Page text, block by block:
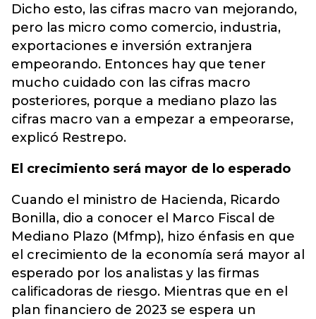
Dicho esto, las cifras macro van mejorando,
pero las micro como comercio, industria,
exportaciones e inversión extranjera
empeorando. Entonces hay que tener
mucho cuidado con las cifras macro
posteriores, porque a mediano plazo las
cifras macro van a empezar a empeorarse,
explicó Restrepo.
El crecimiento será mayor de lo esperado
Cuando el ministro de Hacienda, Ricardo
Bonilla, dio a conocer el Marco Fiscal de
Mediano Plazo (Mfmp), hizo énfasis en que
el crecimiento de la economía será mayor al
esperado por los analistas y las firmas
calificadoras de riesgo. Mientras que en el
plan financiero de 2023 se espera un